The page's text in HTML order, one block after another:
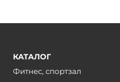
КАТАЛОГ
Фитнес, спортзал